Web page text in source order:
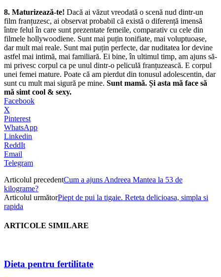
8. Maturizează-te! Dacă ai văzut vreodată o scenă nud dintr-un
film franțuzesc, ai observat probabil că există o dife­rență imensă
între felul în care sunt prezentate femeile, comparativ cu cele din
filmele hollywoodiene. Sunt mai puțin tonifiate, mai voluptuoase,
dar mult mai reale. Sunt mai puțin perfecte, dar nuditatea lor devine
astfel mai intimă, mai fami­liară. Ei bine, în ultimul timp, am ajuns să-
mi privesc corpul ca pe unul dintr-o peliculă franțuzească. E corpul
unei femei mature. Poate că am pierdut din tonusul adolescentin, dar
sunt cu mult mai sigură pe mine. Sunt mamă. Și asta mă face să
mă simt cool & sexy.
Facebook
X
Pinterest
WhatsApp
Linkedin
ReddIt
Email
Telegram
Articolul precedentCum a ajuns Andreea Mantea la 53 de
kilograme?
Articolul următorPiept de pui la tigaie. Reteta delicioasa, simpla si
rapida
ARTICOLE SIMILARE
Dieta pentru fertilitate